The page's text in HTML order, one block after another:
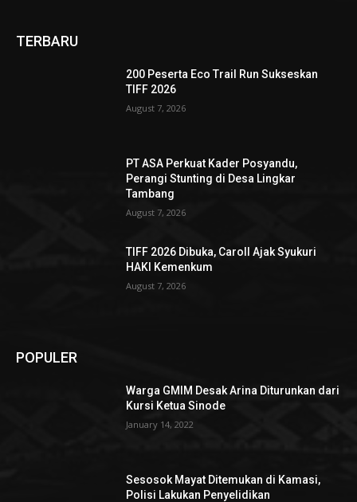
TERBARU
200 Peserta Eco Trail Run Sukseskan
TIFF 2026
August 7, 2026
PT ASA Perkuat Kader Posyandu,
Perangi Stunting di Desa Lingkar
Tambang
August 7, 2026
TIFF 2026 Dibuka, Caroll Ajak Syukuri
HAKI Kemenkum
August 7, 2026
POPULER
Warga GMIM Desak Arina Diturunkan dari
Kursi Ketua Sinode
January 14, 2022
Sesosok Mayat Ditemukan di Kamasi,
Polisi Lakukan Penyelidikan